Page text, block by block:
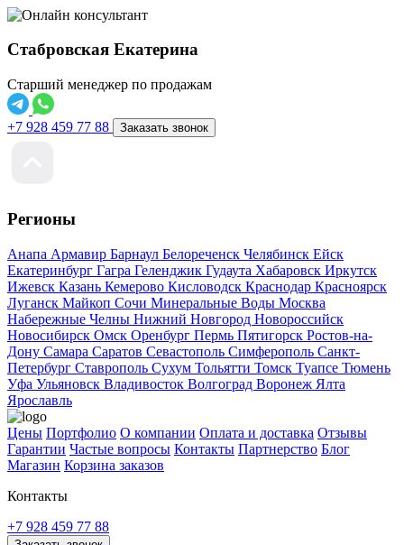
Стабровская Екатерина
Старший менеджер по продажам
+7 928 459 77 88 Заказать звонок
Регионы
Анапа Армавир Барнаул Белореченск Челябинск Ейск
Екатеринбург Гагра Геленджик Гудаута Хабаровск Иркутск
Ижевск Казань Кемерово Кисловодск Краснодар Красноярск
Луганск Майкоп Сочи Минеральные Воды Москва
Набережные Челны Нижний Новгород Новороссийск
Новосибирск Омск Оренбург Пермь Пятигорск Ростов-на-
Дону Самара Саратов Севастополь Симферополь Санкт-
Петербург Ставрополь Сухум Тольятти Томск Туапсе Тюмень
Уфа Ульяновск Владивосток Волгоград Воронеж Ялта
Ярославль
Цены Портфолио О компании Оплата и доставка Отзывы
Гарантии Частые вопросы Контакты Партнерство Блог
Магазин Корзина заказов
Контакты
+7 928 459 77 88